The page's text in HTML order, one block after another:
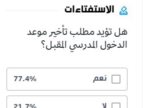
الاستفتاءات
هل تؤيد مطلب تأخير موعد
الدخول المدرسي المقبل؟
نعم 77.4%